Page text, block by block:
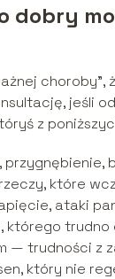
dobry
choroby”,
jeśli
z
przygnębienie,
które
ataki
którego trudno
— trudności z
który nie